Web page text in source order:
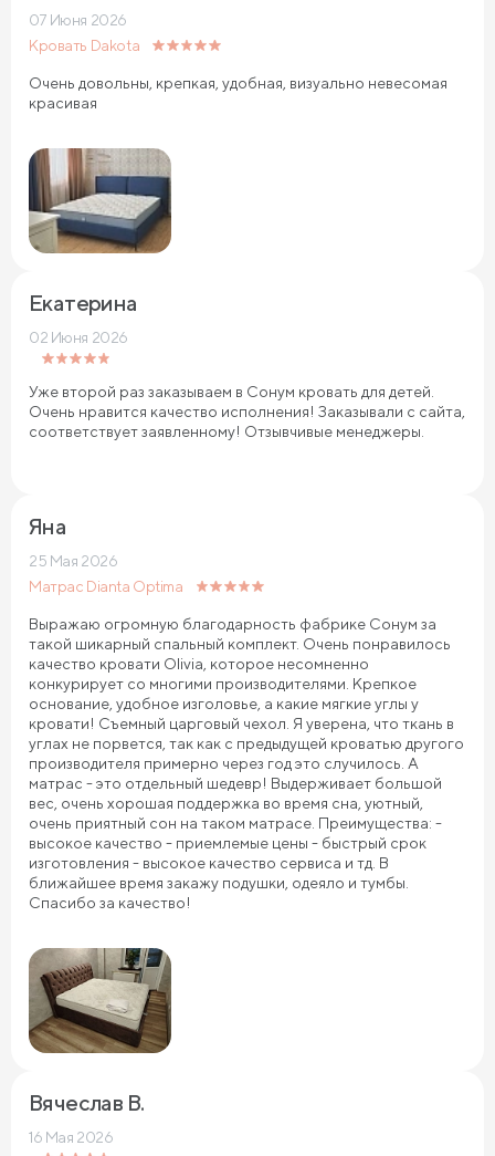
Кровать Dakota
07 Июня 2026
Очень довольны, крепкая, удобная, визуально невесомая
красивая
Екатерина
02 Июня 2026
Уже второй раз заказываем в Сонум кровать для детей.
Очень нравится качество исполнения! Заказывали с сайта,
соответствует заявленному! Отзывчивые менеджеры.
Яна
Матрас Dianta Optima
25 Мая 2026
Выражаю огромную благодарность фабрике Сонум за
такой шикарный спальный комплект. Очень понравилось
качество кровати Olivia, которое несомненно
конкурирует со многими производителями. Крепкое
основание, удобное изголовье, а какие мягкие углы у
кровати! Съемный царговый чехол. Я уверена, что ткань в
углах не порвется, так как с предыдущей кроватью другого
производителя примерно через год это случилось. А
матрас - это отдельный шедевр! Выдерживает большой
вес, очень хорошая поддержка во время сна, уютный,
очень приятный сон на таком матрасе. Преимущества: -
высокое качество - приемлемые цены - быстрый срок
изготовления - высокое качество сервиса и тд. В
ближайшее время закажу подушки, одеяло и тумбы.
Спасибо за качество!
Вячеслав В.
16 Мая 2026